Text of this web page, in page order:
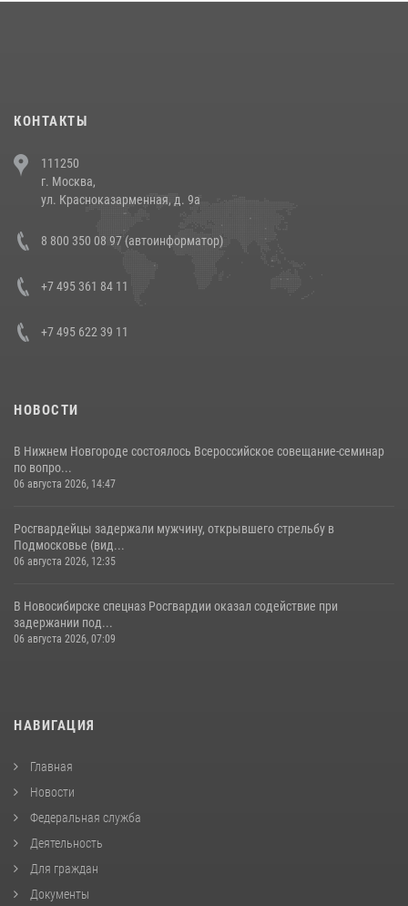
напавших на бригаду скорой помощи (видео)
14 июля 2026, 12:20
В Росгвардии прошла военно-научная конференция по обобщению
боевого опыта
КОНТАКТЫ
111250
г. Москва,
ул. Красноказарменная, д. 9а
8 800 350 08 97 (автоинформатор)
+7 495 361 84 11
+7 495 622 39 11
НОВОСТИ
В Нижнем Новгороде состоялось Всероссийское совещание-семинар
по вопро...
06 августа 2026, 14:47
Росгвардейцы задержали мужчину, открывшего стрельбу в
Подмосковье (вид...
06 августа 2026, 12:35
В Новосибирске спецназ Росгвардии оказал содействие при
задержании под...
06 августа 2026, 07:09
НАВИГАЦИЯ
Главная
Новости
Федеральная служба
Деятельность
Для граждан
Документы